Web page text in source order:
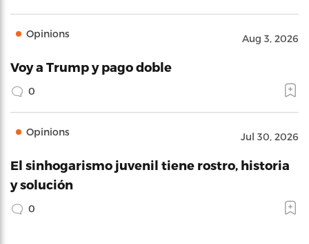
Opinions Aug 3, 2026
Voy a Trump y pago doble
0
Opinions Jul 30, 2026
El sinhogarismo juvenil tiene rostro, historia
y solución
0